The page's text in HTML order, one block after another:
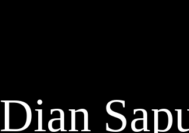
Dian